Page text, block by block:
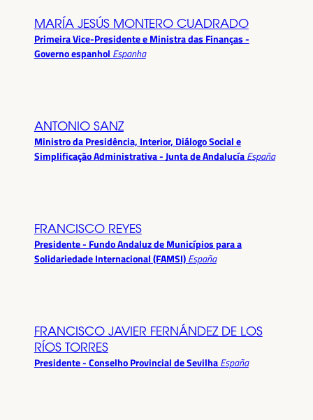
MARÍA JESÚS MONTERO CUADRADO
Primeira Vice-Presidente e Ministra das Finanças -
Governo espanhol Espanha
ANTONIO SANZ
Ministro da Presidência, Interior, Diálogo Social e
Simplificação Administrativa - Junta de Andalucía España
FRANCISCO REYES
Presidente - Fundo Andaluz de Municípios para a
Solidariedade Internacional (FAMSI) España
FRANCISCO JAVIER FERNÁNDEZ DE LOS
RÍOS TORRES
Presidente - Conselho Provincial de Sevilha España